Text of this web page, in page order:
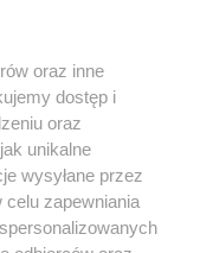
być powielany i
w jakikolwiek sposób (w
jakimkolwiek polu
umieszczaniem w
Jakiekolwiek użycie lub
z naruszeniem prawa,
groźbą kary i może być
oraz inne
dostęp i
oraz
unikalne
wysyłane przez
celu zapewniania